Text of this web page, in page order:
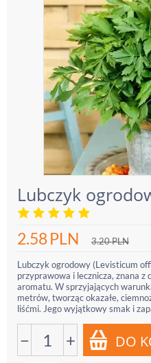
Lubczyk
2.58PLN 3.20PLN
Lubczyk ogrodowy (Levisticum
przyprawowa i lecznicza, znana
aromatu. W sprzyjających
metrów, tworząc okazałe,
liśćmi. Jego wyjątkowy smak i
− +